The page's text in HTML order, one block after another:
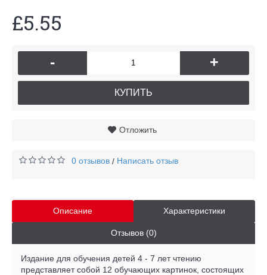
£5.55
- +
КУПИТЬ
Отложить
0 отзывов / Написать отзыв
Описание Характеристики
Отзывов (0)
Издание для обучения детей 4 - 7 лет чтению
представляет собой 12 обучающих картинок, состоящих